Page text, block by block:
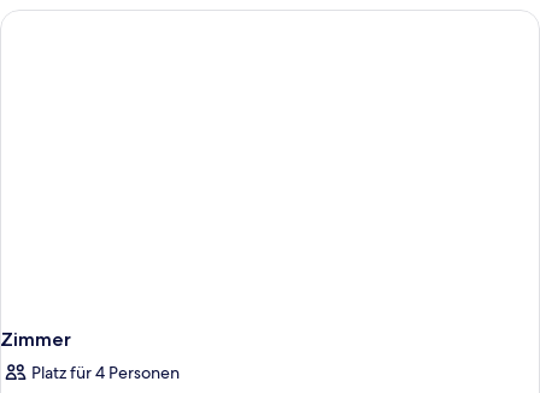
Zimmer
Platz für 4 Personen